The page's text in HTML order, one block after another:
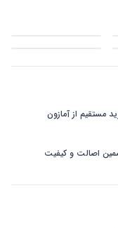
مستقیم از آمازون
اصالت و کیفیت